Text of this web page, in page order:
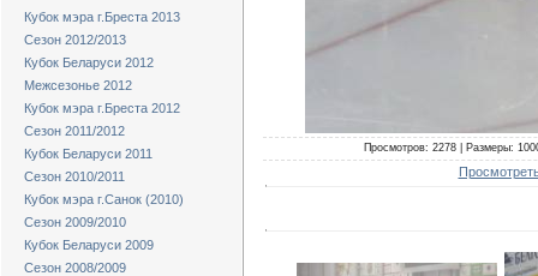
Кубок мэра г.Бреста 2013
Сезон 2012/2013
Кубок Беларуси 2012
Межсезонье 2012
Кубок мэра г.Бреста 2012
Сезон 2011/2012
Кубок Беларуси 2011
Сезон 2010/2011
Кубок мэра г.Санок (2010)
Сезон 2009/2010
Кубок Беларуси 2009
Сезон 2008/2009
Просмотров: 2278 | Размеры: